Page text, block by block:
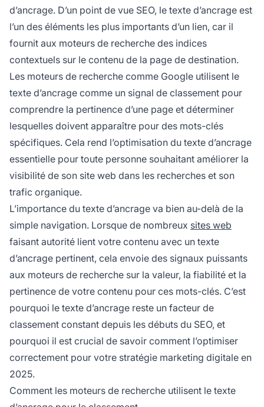
d’ancrage. D’un point de vue SEO, le texte d’ancrage est
l’un des éléments les plus importants d’un lien, car il
fournit aux moteurs de recherche des indices
contextuels sur le contenu de la page de destination.
Les moteurs de recherche comme Google utilisent le
texte d’ancrage comme un signal de classement pour
comprendre la pertinence d’une page et déterminer
lesquelles doivent apparaître pour des mots-clés
spécifiques. Cela rend l’optimisation du texte d’ancrage
essentielle pour toute personne souhaitant améliorer la
visibilité de son site web dans les recherches et son
trafic organique.
L’importance du texte d’ancrage va bien au-delà de la
simple navigation. Lorsque de nombreux sites web
faisant autorité lient votre contenu avec un texte
d’ancrage pertinent, cela envoie des signaux puissants
aux moteurs de recherche sur la valeur, la fiabilité et la
pertinence de votre contenu pour ces mots-clés. C’est
pourquoi le texte d’ancrage reste un facteur de
classement constant depuis les débuts du SEO, et
pourquoi il est crucial de savoir comment l’optimiser
correctement pour votre stratégie marketing digitale en
2025.
Comment les moteurs de recherche utilisent le texte